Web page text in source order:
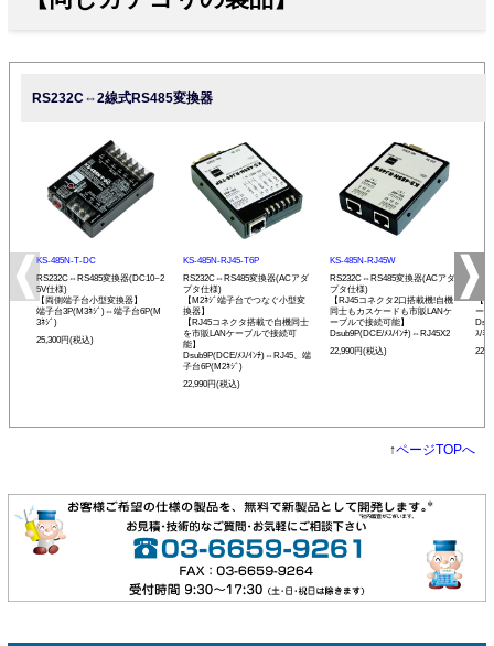
RS232C⇔2線式RS485変換器
KS-485N-T-DC
RS232C⇔RS485変換器(DC10~2
5V仕様)
【両側端子台小型変換器】
端子台3P(M3ﾈｼﾞ)⇔端子台6P(M
3ﾈｼﾞ)
25,300円(税込)
KS-485N-RJ45-T6P
RS232C⇔RS485変換器(ACアダ
プタ仕様)
【M2ﾈｼﾞ端子台でつなぐ小型変
換器】
【RJ45コネクタ搭載で自機同士
を市販LANケーブルで接続可
能】
Dsub9P(DCE/ﾒｽ/ｲﾝﾁ)⇔RJ45、端
子台6P(M2ﾈｼﾞ)
22,990円(税込)
KS-485N-RJ45W
RS232C⇔RS485変換器(ACアダ
プタ仕様)
【RJ45コネクタ2口搭載機!自機
同士もカスケードも市販LANケ
ーブルで接続可能】
Dsub9P(DCE/ﾒｽ/ｲﾝﾁ)⇔RJ45X2
22,990円(税込)
【
ー
ｽ/ﾐﾘ)
↑ページTOPへ